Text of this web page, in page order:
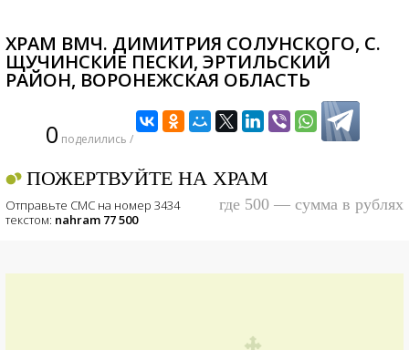
ХРАМ ВМЧ. ДИМИТРИЯ СОЛУНСКОГО, С.
ЩУЧИНСКИЕ ПЕСКИ, ЭРТИЛЬСКИЙ
РАЙОН, ВОРОНЕЖСКАЯ ОБЛАСТЬ
0 поделились /
ПОЖЕРТВУЙТЕ НА ХРАМ
Отправьте СМС на номер 3434
текстом: nahram 77 500
где 500 — сумма в рублях